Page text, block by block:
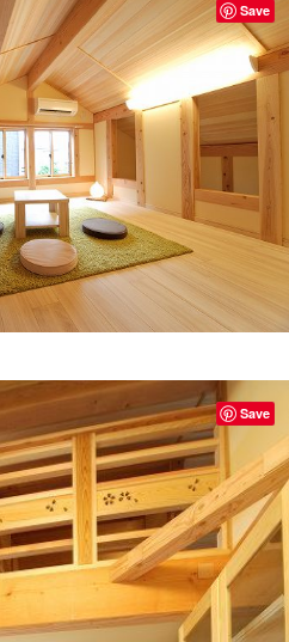
Save
Save